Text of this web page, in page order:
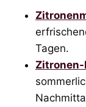
Tagen.